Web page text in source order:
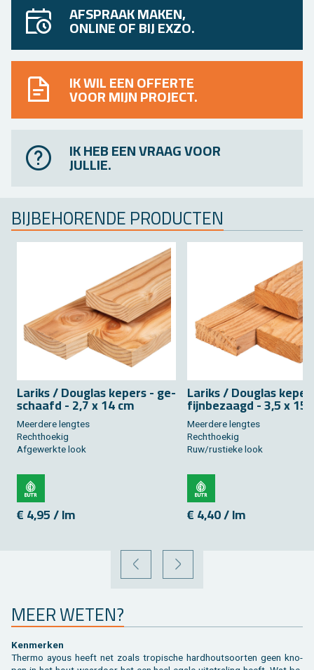
AFSPRAAK MAKEN,
ONLINE OF BIJ EXZO.
IK WIL EEN OFFERTE
VOOR MIJN PROJECT.
IK HEB EEN VRAAG VOOR
JULLIE.
BIJ­BE­HO­REN­DE PRO­DUC­TEN
La­riks / Dou­g­las ke­pers - ge­
schaafd - 2,7 x 14 cm
Meer­de­re leng­tes
Recht­hoe­kig
Af­ge­werk­te look
€ 4,95 / lm
La­riks / Dou­g­las
fijn­be­zaagd - 3,5 x 15
Meer­de­re leng­tes
Recht­hoe­kig
Ruw/rus­tie­ke look
€ 4,40 / lm
VORIGE VOLGENDE
MEER WETEN?
Ken­mer­ken
Ther­mo ayous heeft net zoals tro­pi­sche hard­hout­soor­ten geen kno­